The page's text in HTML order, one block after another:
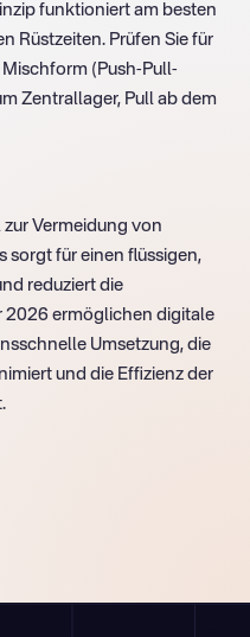
funktioniert am besten
Rüstzeiten. Prüfen Sie für
Mischform (Push-Pull-
Zentrallager, Pull ab dem
zur Vermeidung von
sorgt für einen flüssigen,
reduziert die
2026 ermöglichen digitale
Umsetzung, die
und die Effizienz der